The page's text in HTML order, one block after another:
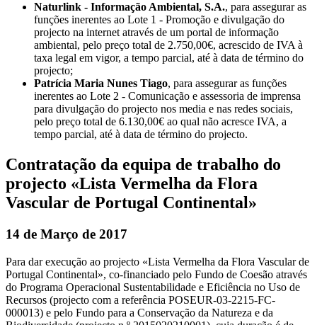
Naturlink - Informação Ambiental, S.A., para assegurar as
funções inerentes ao Lote 1 - Promoção e divulgação do
projecto na internet através de um portal de informação
ambiental, pelo preço total de 2.750,00€, acrescido de IVA à
taxa legal em vigor, a tempo parcial, até à data de término do
projecto;
Patrícia Maria Nunes Tiago, para assegurar as funções
inerentes ao Lote 2 - Comunicação e assessoria de imprensa
para divulgação do projecto nos media e nas redes sociais,
pelo preço total de 6.130,00€ ao qual não acresce IVA, a
tempo parcial, até à data de término do projecto.
Contratação da equipa de trabalho do
projecto «Lista Vermelha da Flora
Vascular de Portugal Continental»
14 de Março de 2017
Para dar execução ao projecto «Lista Vermelha da Flora Vascular de
Portugal Continental», co-financiado pelo Fundo de Coesão através
do Programa Operacional Sustentabilidade e Eficiência no Uso de
Recursos (projecto com a referência POSEUR-03-2215-FC-
000013) e pelo Fundo para a Conservação da Natureza e da